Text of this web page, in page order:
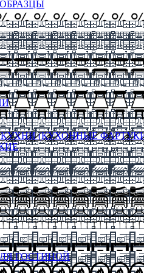
(КУХОННЫЕ
ГОСТИНОЙ